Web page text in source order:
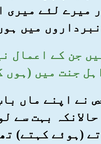
میرے لئے میری
میں
ہیں جن کے
جنت میں (ہوں
شخص نے اپنے ماں
حالانکہ بہت
(ہوئے کہتے)